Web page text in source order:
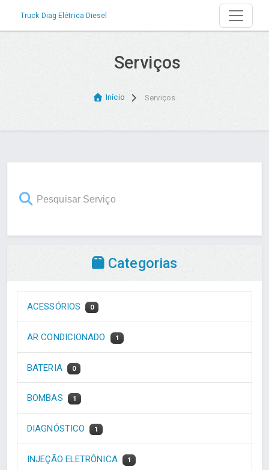
Truck Diag Elétrica Diesel
Serviços
Início Serviços
Categorias
ACESSÓRIOS 0
AR CONDICIONADO 1
BATERIA 0
BOMBAS 1
DIAGNÓSTICO 1
INJEÇÃO ELETRÔNICA 1